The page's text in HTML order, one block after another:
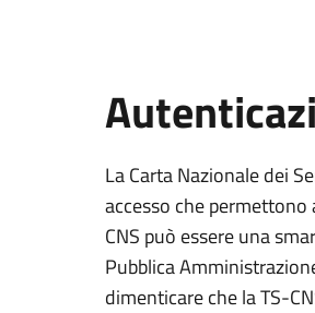
La Carta Nazionale dei
accesso che
CNS può essere una
Pubblica
dimenticare che la TS-